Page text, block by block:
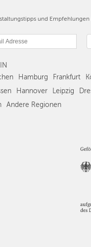
und Empfehlungen
Hamburg Frankfurt
Hannover Leipzig
Andere Regionen